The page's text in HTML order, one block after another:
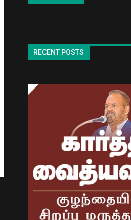
RECENT POSTS